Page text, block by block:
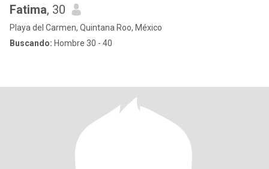
Fatima, 30
Playa del Carmen, Quintana Roo, México
Buscando: Hombre 30 - 40